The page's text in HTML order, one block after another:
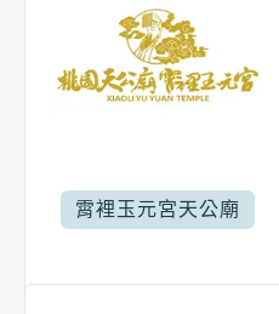
霄裡玉元宮天公廟